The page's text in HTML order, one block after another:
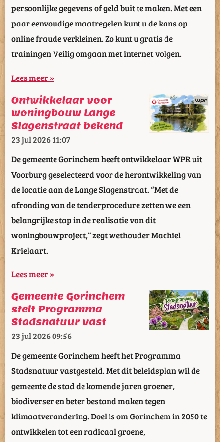
persoonlijke gegevens of geld buit te maken. Met een
paar eenvoudige maatregelen kunt u de kans op
online fraude verkleinen. Zo kunt u gratis de
trainingen Veilig omgaan met internet volgen.
Lees meer »
Ontwikkelaar voor
woningbouw Lange
Slagenstraat bekend
23 jul 202611:07
De gemeente Gorinchem heeft ontwikkelaar WPR uit
Voorburg geselecteerd voor de herontwikkeling van
de locatie aan de Lange Slagenstraat. “Met de
afronding van de tenderprocedure zetten we een
belangrijke stap in de realisatie van dit
woningbouwproject,” zegt wethouder Machiel
Krielaart.
Lees meer »
Gemeente Gorinchem
stelt Programma
Stadsnatuur vast
23 jul 202609:56
De gemeente Gorinchem heeft het Programma
Stadsnatuur vastgesteld. Met dit beleidsplan wil de
gemeente de stad de komende jaren groener,
biodiverser en beter bestand maken tegen
klimaatverandering. Doel is om Gorinchem in 2050 te
ontwikkelen tot een radicaal groene,